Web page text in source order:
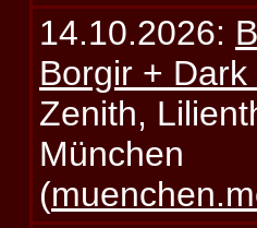
14.10.2026:
Borgir +
Zenith,
München
(